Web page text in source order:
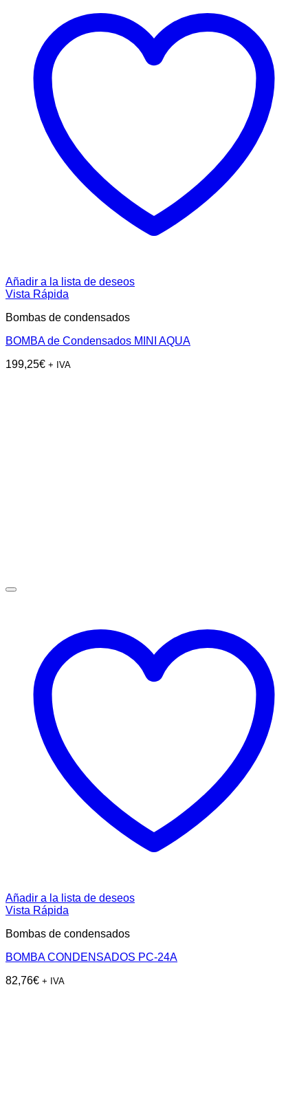
Añadir a la lista de deseos
Vista Rápida
Bombas de condensados
BOMBA de Condensados MINI AQUA
199,25€ + IVA
Añadir a la lista de deseos
Vista Rápida
Bombas de condensados
BOMBA CONDENSADOS PC-24A
82,76€ + IVA